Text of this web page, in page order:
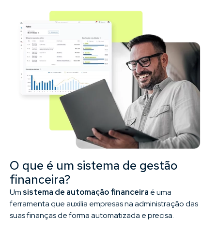
O que é um sistema de gestão
financeira?
Um sistema de automação financeira é uma
ferramenta que auxilia empresas na administração das
suas finanças de forma automatizada e precisa.